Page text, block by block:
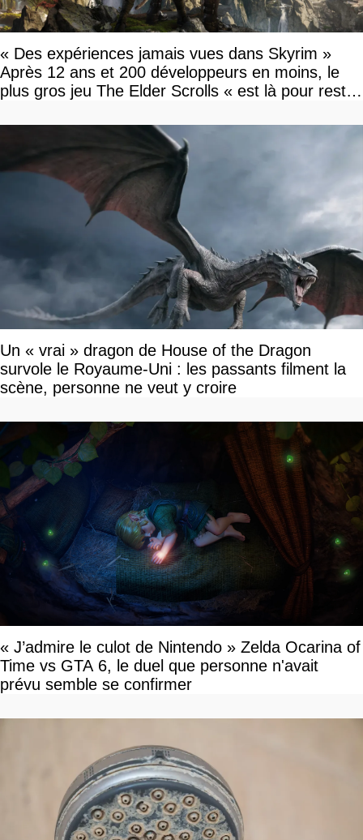
« Des expériences jamais vues dans Skyrim »
Après 12 ans et 200 développeurs en moins, le
plus gros jeu The Elder Scrolls « est là pour rester
Un « vrai » dragon de House of the Dragon
survole le Royaume-Uni : les passants filment la
scène, personne ne veut y croire
« J’admire le culot de Nintendo » Zelda Ocarina of
Time vs GTA 6, le duel que personne n'avait
prévu semble se confirmer